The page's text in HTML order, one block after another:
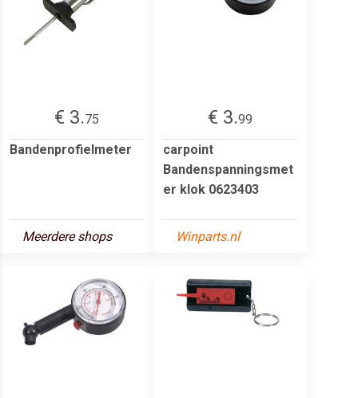
€ 3.75
Bandenprofielmeter
Meerdere shops
€ 3.99
carpoint
Bandenspanningsmet
er klok 0623403
Winparts.nl